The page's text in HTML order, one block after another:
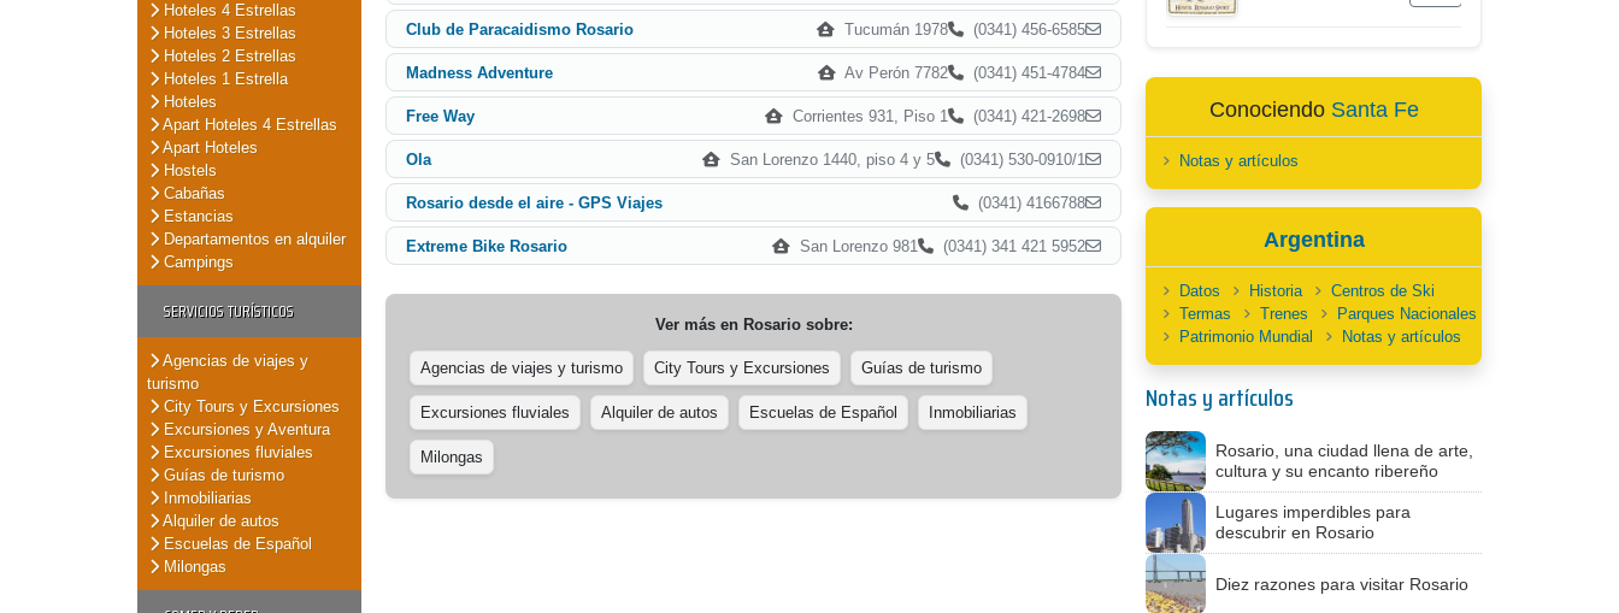
Hoteles 4 Estrellas
Hoteles 3 Estrellas
Hoteles 2 Estrellas
Hoteles 1 Estrella
Hoteles
Apart Hoteles 4 Estrellas
Apart Hoteles
Hostels
Cabañas
Estancias
Departamentos en alquiler
Campings
SERVICIOS TURÍSTICOS
Agencias de viajes y
turismo
City Tours y Excursiones
Excursiones y Aventura
Excursiones fluviales
Guías de turismo
Inmobiliarias
Alquiler de autos
Escuelas de Español
Milongas
Club de Paracaidismo Rosario Tucumán 1978 (0341) 456-6585
Madness Adventure Av Perón 7782 (0341) 451-4784
Free Way Corrientes 931, Piso 1 (0341) 421-2698
Ola San Lorenzo 1440, piso 4 y 5 (0341) 530-0910/1
Rosario desde el aire - GPS Viajes (0341) 4166788
Extreme Bike Rosario San Lorenzo 981 (0341) 341 421 5952
Ver más en Rosariosobre:
Agencias de viajes y turismo City Tours y Excursiones Guías de turismo
Excursiones fluviales Alquiler de autos Escuelas de Español Inmobiliarias
Milongas
Conociendo Santa Fe
Notas y artículos
Argentina
Datos Historia
Centros de Ski
Termas
Trenes
Parques Nacionales
Patrimonio Mundial
Notas y artículos
Notas y artículos
Rosario, una ciudad llena de arte,
cultura y su encanto ribereño
Lugares imperdibles para
descubrir en Rosario
Diez razones para visitar Rosario